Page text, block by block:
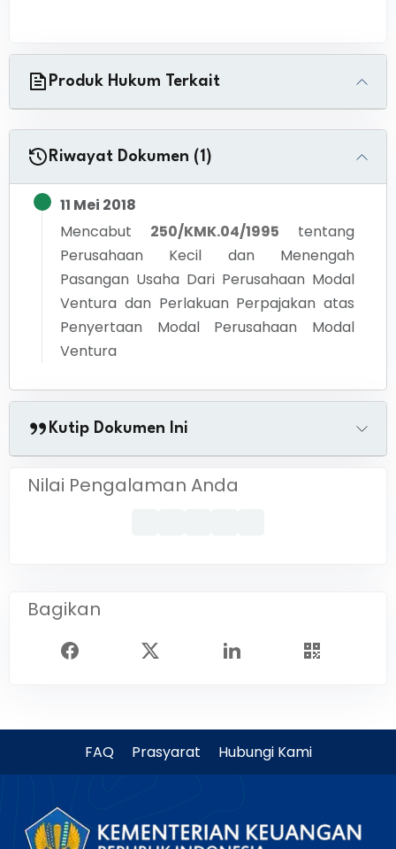
Produk Hukum Terkait
Riwayat Dokumen (1)
11 Mei 2018
Mencabut
250/KMK.04/1995
tentang
Perusahaan Kecil dan Menengah
Pasangan Usaha Dari Perusahaan Modal
Ventura dan Perlakuan Perpajakan atas
Penyertaan Modal Perusahaan Modal
Ventura
Kutip Dokumen Ini
Nilai Pengalaman Anda
Bagikan
FAQ Prasyarat Hubungi Kami